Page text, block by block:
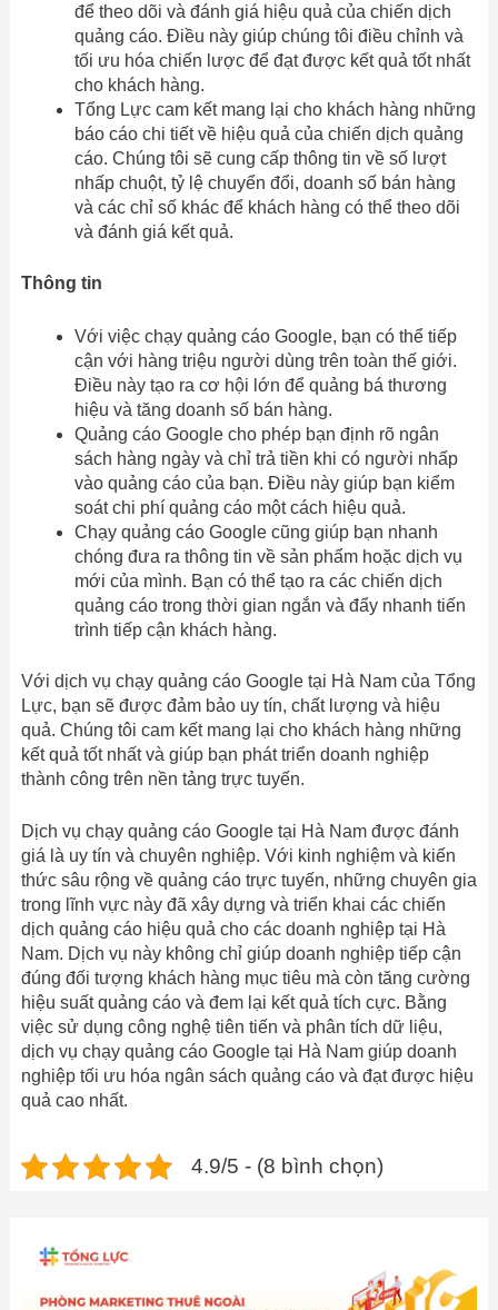
để theo dõi và đánh giá hiệu quả của chiến dịch
quảng cáo. Điều này giúp chúng tôi điều chỉnh và
tối ưu hóa chiến lược để đạt được kết quả tốt nhất
cho khách hàng.
Tổng Lực cam kết mang lại cho khách hàng những
báo cáo chi tiết về hiệu quả của chiến dịch quảng
cáo. Chúng tôi sẽ cung cấp thông tin về số lượt
nhấp chuột, tỷ lệ chuyển đổi, doanh số bán hàng
và các chỉ số khác để khách hàng có thể theo dõi
và đánh giá kết quả.
Thông tin
Với việc chạy quảng cáo Google, bạn có thể tiếp
cận với hàng triệu người dùng trên toàn thế giới.
Điều này tạo ra cơ hội lớn để quảng bá thương
hiệu và tăng doanh số bán hàng.
Quảng cáo Google cho phép bạn định rõ ngân
sách hàng ngày và chỉ trả tiền khi có người nhấp
vào quảng cáo của bạn. Điều này giúp bạn kiểm
soát chi phí quảng cáo một cách hiệu quả.
Chạy quảng cáo Google cũng giúp bạn nhanh
chóng đưa ra thông tin về sản phẩm hoặc dịch vụ
mới của mình. Bạn có thể tạo ra các chiến dịch
quảng cáo trong thời gian ngắn và đẩy nhanh tiến
trình tiếp cận khách hàng.
Với dịch vụ chạy quảng cáo Google tại Hà Nam của Tổng
Lực, bạn sẽ được đảm bảo uy tín, chất lượng và hiệu
quả. Chúng tôi cam kết mang lại cho khách hàng những
kết quả tốt nhất và giúp bạn phát triển doanh nghiệp
thành công trên nền tảng trực tuyến.
Dịch vụ chạy quảng cáo Google tại Hà Nam được đánh
giá là uy tín và chuyên nghiệp. Với kinh nghiệm và kiến
thức sâu rộng về quảng cáo trực tuyến, những chuyên gia
trong lĩnh vực này đã xây dựng và triển khai các chiến
dịch quảng cáo hiệu quả cho các doanh nghiệp tại Hà
Nam. Dịch vụ này không chỉ giúp doanh nghiệp tiếp cận
đúng đối tượng khách hàng mục tiêu mà còn tăng cường
hiệu suất quảng cáo và đem lại kết quả tích cực. Bằng
việc sử dụng công nghệ tiên tiến và phân tích dữ liệu,
dịch vụ chạy quảng cáo Google tại Hà Nam giúp doanh
nghiệp tối ưu hóa ngân sách quảng cáo và đạt được hiệu
quả cao nhất.
4.9/5 - (8 bình chọn)